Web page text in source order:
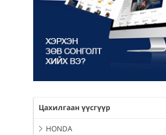
Цахилгаан үүсгүүр
HONDA